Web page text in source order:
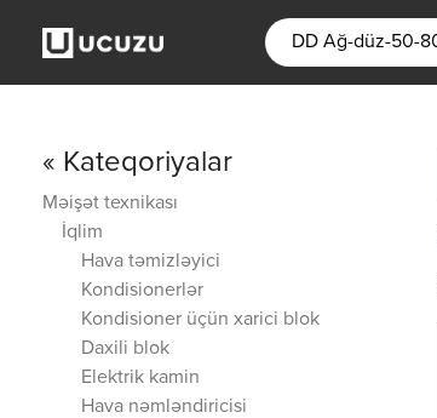
« Kateqoriyalar
Məişət texnikası
İqlim
Hava təmizləyici
Kondisionerlər
Kondisioner üçün xarici blok
Daxili blok
Elektrik kamin
Hava nəmləndiricisi